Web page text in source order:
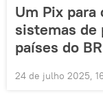
Um Pix para
sistemas de
países do
24 de julho 2025,